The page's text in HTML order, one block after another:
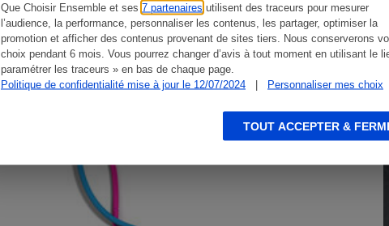
Que Choisir Ensemble et ses 7 partenaires utilisent des traceurs pour mesurer
l’audience, la performance, personnaliser les contenus, les partager, optimiser la
promotion et afficher des contenus provenant de sites tiers. Nous conserverons
choix pendant 6 mois. Vous pourrez changer d’avis à tout moment en utilisant le
paramétrer les traceurs » en bas de chaque page.
Politique de confidentialité mise à jour le 12/07/2024
| Personnaliser mes choix
TOUT ACCEPTER &
CONSEILS